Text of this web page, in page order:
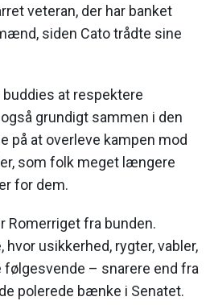
veteran, der har banket
siden Cato trådte sine
at respektere
grundigt sammen i den
på at overleve kampen mod
som folk meget længere
for dem.
Romerriget fra bunden.
usikkerhed, rygter, vabler,
– snarere end fra
polerede bænke i Senatet.